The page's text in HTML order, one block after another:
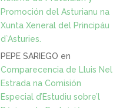
Promoción del Asturianu na
Xunta Xeneral del Principáu
d`Asturies.
PEPE SARIEGO en
Comparecencia de Lluis Nel
Estrada na Comisión
Especial d’Estudiu sobre’l